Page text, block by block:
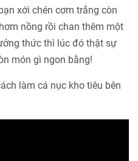
xới chén cơm trắng còn
nồng rồi chan thêm một
thức thì lúc đó thật sự
món gì ngon bằng!
làm cá nục kho tiêu bên